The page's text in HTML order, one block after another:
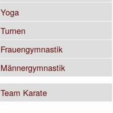
Yoga
Turnen
Frauengymnastik
Männergymnastik
Team Karate